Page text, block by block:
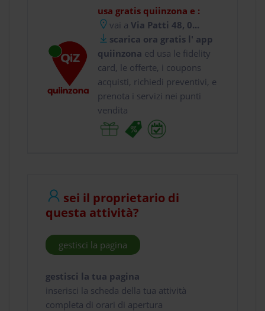
usa gratis quiinzona e :
vai aVia Patti 48, 0...
scarica ora gratis l' app
quiinzona ed usa le fidelity
card, le offerte, i coupons
acquisti, richiedi preventivi, e
prenota i servizi nei punti
vendita
sei il proprietario di
questa attività?
gestisci la pagina
gestisci la tua pagina
inserisci la scheda della tua attività
completa di orari di apertura